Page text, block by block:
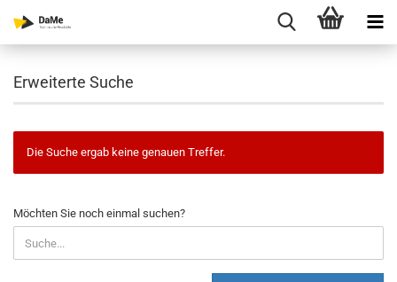
Erweiterte Suche
Die Suche ergab keine genauen Treffer.
MÖCHTEN
SIE
NOCH
EINMAL
Möchten Sie noch einmal suchen?